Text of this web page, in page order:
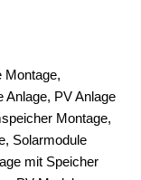
Montage,
Anlage, PV Anlage
Montage,
Solarmodule
mit Speicher